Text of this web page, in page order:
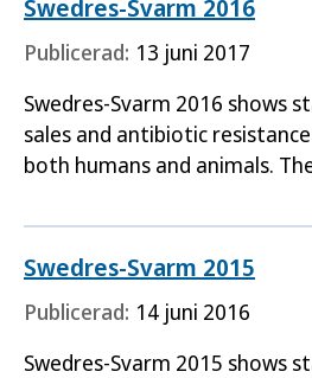
Swedres-Svarm 2016
Publicerad: 13 juni 2017
Swedres-Svarm 2016 shows
sales and antibiotic
both humans and animals.
Sweden the…
Swedres-Svarm 2015
Publicerad: 14 juni 2016
Swedres-Svarm 2015 shows